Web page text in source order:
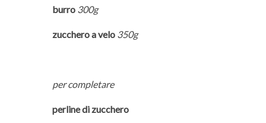
burro 300g
zucchero a velo 350g
per completare
perline di zucchero